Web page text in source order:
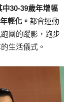
30-39歲年增幅
輕化。 都會運動
團的蹤影，跑步
生活儀式。